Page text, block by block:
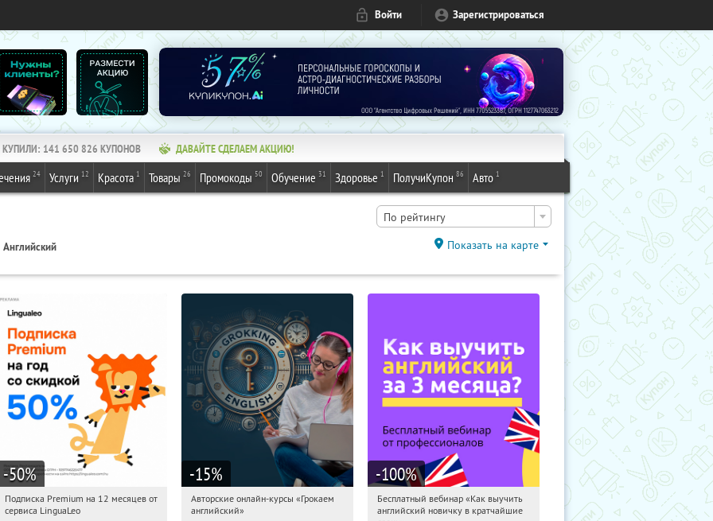
Войти Зарегистрироваться
КУПИЛИ: 141 650 826 КУПОНОВ ДАВАЙТЕ СДЕЛАЕМ АКЦИЮ!
24 Услуги 12 Красота 1 Товары 26 Промокоды 50 Обучение 31 Здоровье 1 ПолучиКупон 86 Авто 1
По рейтингу
Английский Показать на карте
-50%
02:37:41
Получи первым!
Подписка Premium на 12 месяцев от
сервиса LinguaLeo
-15%
02:37:41 Получили:
Авторские онлайн-курсы «Грокаем
английский»
-100%
02:37:41 Получили:16
Бесплатный вебинар «Как выучить
английский новичку в кратчайшие